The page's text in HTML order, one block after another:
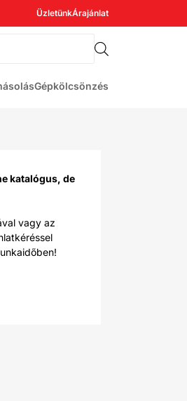
ÜzletünkÁrajánlat
Gépkölcsönzés
katalógus, de
vagy az